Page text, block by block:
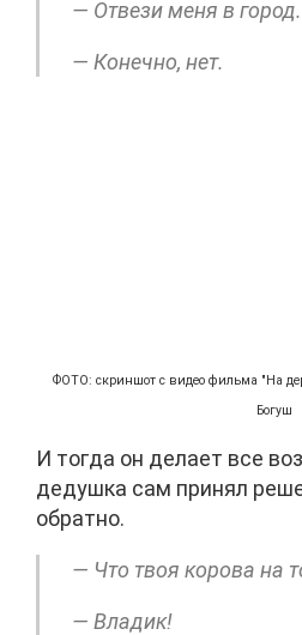
— Отвези меня в город.
— Конечно, нет.
ФОТО: скриншот с видео фильма "На
Богуш
И тогда он делает все
дедушка сам принял
обратно.
— Что твоя корова на
— Владик!